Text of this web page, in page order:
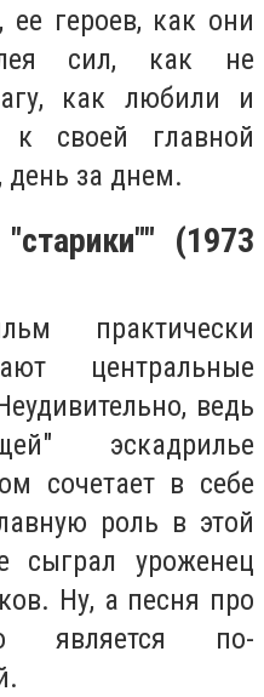
героев, как они
сил, как не
как любили и
своей главной
за днем.
"старики"" (1973
практически
центральные
ведь
эскадрилье
сочетает в себе
роль в этой
сыграл уроженец
Ну, а песня про
является по-